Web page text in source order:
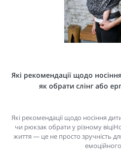
Які рекомендації щодо
як обрати слінг або
Які рекомендації щодо носіння
чи рюкзак обрати у різному
життя — це не просто зручність